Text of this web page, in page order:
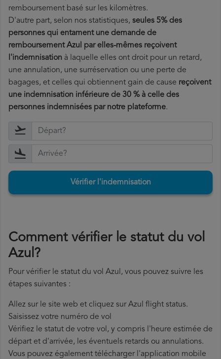
remboursement basé sur les kilomètres.
D'autre part, selon nos statistiques, seules 5% des
personnes qui entament une demande de
remboursement Azul par elles-mêmes reçoivent
l'indemnisation à laquelle elles ont droit pour un retard,
une annulation, une surréservation ou une perte de
bagages, et celles qui obtiennent gain de cause reçoivent
une indemnisation inférieure de 30 % à celle des
personnes indemnisées par notre plateforme.
Vérifier l'indemnisation
Comment vérifier le statut du vol
Azul?
Pour vérifier le statut du vol Azul, vous pouvez suivre les
étapes suivantes :
Allez sur le site web et cliquez sur Azul flight status.
Saisissez votre numéro de vol
Vérifiez le statut de votre vol, y compris l'heure estimée de
départ et d'arrivée, les éventuels retards ou annulations.
Vous pouvez également télécharger l'application mobile